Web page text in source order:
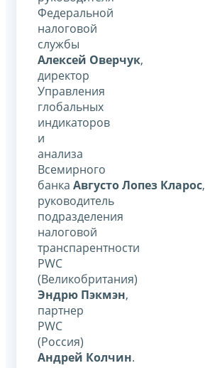
Федеральной
налоговой
службы
Алексей Оверчук,
директор
Управления
глобальных
индикаторов
и
анализа
Всемирного
банка Августо Лопез Кларос,
руководитель
подразделения
налоговой
транспарентности
PWC
(Великобритания)
Эндрю Пэкмэн,
партнер
PWC
(Россия)
Андрей Колчин.